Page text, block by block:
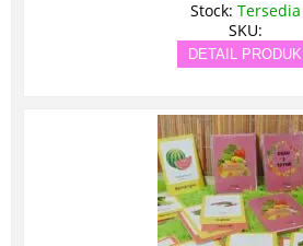
Stock: Tersedia
SKU:
DETAIL PRODUK